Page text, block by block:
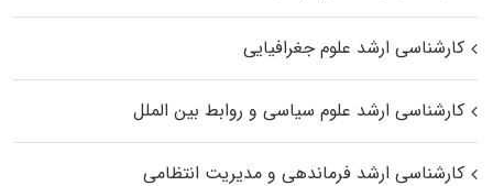
کارشناسی ارشد علوم جغرافیایی
کارشناسی ارشد علوم سیاسی و روابط بین الملل
کارشناسی ارشد فرماندهی و مدیریت انتظامی